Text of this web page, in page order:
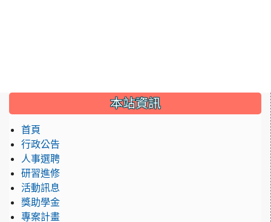
::: 本站資訊
首頁
行政公告
人事選聘
研習進修
活動訊息
獎助學金
專案計畫